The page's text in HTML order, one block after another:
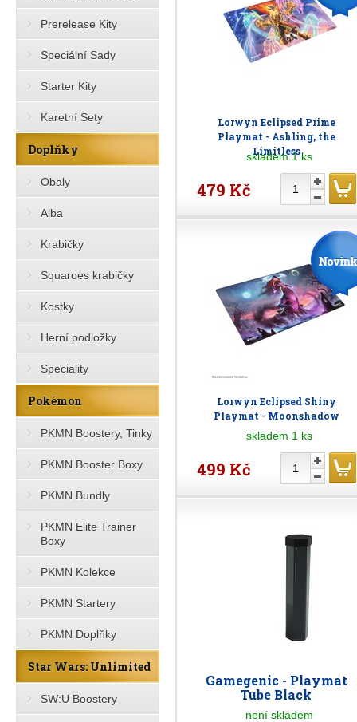
Prerelease Kity
Speciální Sady
Starter Kity
Karetní Sety
Doplňky
Obaly
Alba
Krabičky
Squaroes krabičky
Kostky
Herní podložky
Speciality
Pokémon
PKMN Boostery, Tinky
PKMN Booster Boxy
PKMN Bundly
PKMN Elite Trainer
Boxy
PKMN Kolekce
PKMN Startery
PKMN Doplňky
Star Wars: Unlimited
SW:U Boostery
Lorwyn Eclipsed Prime
Playmat - Ashling, the
Limitless
skladem 1 ks
479 Kč
Lorwyn Eclipsed Shiny
Playmat - Moonshadow
skladem 1 ks
499 Kč
Gamegenic - Playmat
Tube Black
není skladem